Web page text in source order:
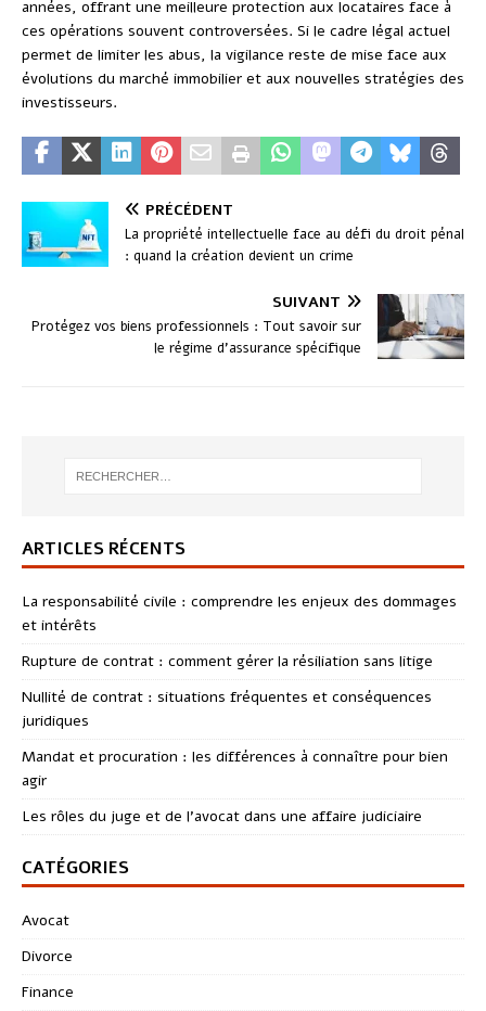
années, offrant une meilleure protection aux locataires face à
ces opérations souvent controversées. Si le cadre légal actuel
permet de limiter les abus, la vigilance reste de mise face aux
évolutions du marché immobilier et aux nouvelles stratégies des
investisseurs.
PRÉCÉDENT
La propriété intellectuelle face au défi du droit pénal
: quand la création devient un crime
SUIVANT
Protégez vos biens professionnels : Tout savoir sur
le régime d’assurance spécifique
ARTICLES RÉCENTS
La responsabilité civile : comprendre les enjeux des dommages
et intérêts
Rupture de contrat : comment gérer la résiliation sans litige
Nullité de contrat : situations fréquentes et conséquences
juridiques
Mandat et procuration : les différences à connaître pour bien
agir
Les rôles du juge et de l’avocat dans une affaire judiciaire
CATÉGORIES
Avocat
Divorce
Finance